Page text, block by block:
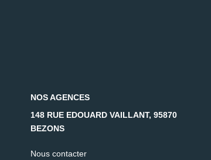
NOS AGENCES
148 RUE EDOUARD VAILLANT, 95870
BEZONS
Nous contacter